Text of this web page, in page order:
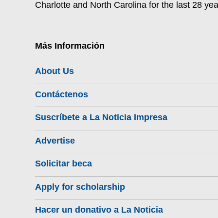
Charlotte and North Carolina for the last 28
Más Información
About Us
Contáctenos
Suscríbete a La Noticia Impresa
Advertise
Solicitar beca
Apply for scholarship
Hacer un donativo a La Noticia